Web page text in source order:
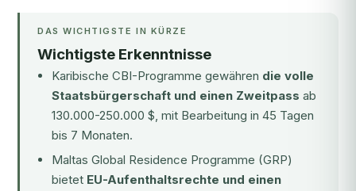
DAS WICHTIGSTE IN KÜRZE
Wichtigste Erkenntnisse
Karibische CBI-Programme gewähren die volle
Staatsbürgerschaft und einen Zweitpass ab
130.000-250.000 $, mit Bearbeitung in 45 Tagen
bis 7 Monaten.
Maltas Global Residence Programme (GRP)
bietet EU-Aufenthaltsrechte und einen